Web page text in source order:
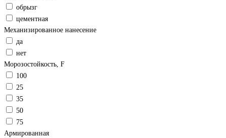
обрызг
цементная
Механизированное нанесение
да
нет
Морозостойкость, F
100
25
35
50
75
Армированная